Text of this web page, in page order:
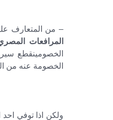
– من المتعارف
المرافعات
الخصومينقطع
الخصومة عنه من
ولكن اذا توفي